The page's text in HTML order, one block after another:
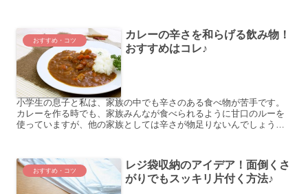
おすすめ・コツ
カレーの辛さを和らげる飲み物！
おすすめはコレ♪
小学生の息子と私は、家族の中でも辛さのある食べ物が苦手です。
カレーを作る時でも、家族みんなが食べられるように甘口のルーを
使っていますが、他の家族としては辛さが物足りないんでしょう
おすすめ・コツ
レジ袋収納のアイデア！面倒くさ
がりでもスッキリ片付く方法♪